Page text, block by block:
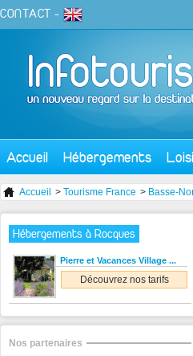
CONTACT -
Accueil Hébergements
Accueil > Tourisme France > Basse-
Hébergements à Rocques
Pierre et Vacances Village ...
Découvrez nos tarifs
Nos partenaires